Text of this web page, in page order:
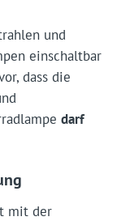
und
einschaltbar
dass die
darf
mit der